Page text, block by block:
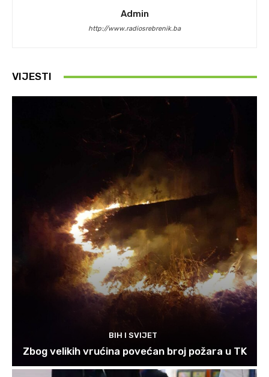
Admin
http://www.radiosrebrenik.ba
VIJESTI
BIH I SVIJET
Zbog velikih vrućina povećan broj požara u TK